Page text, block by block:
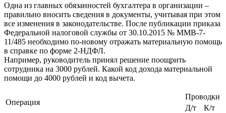
Одна из главных обязанностей бухгалтера в организации –
правильно вносить сведения в документы, учитывая при этом
все изменения в законодательстве. После публикации приказа
Федеральной налоговой службы от 30.10.2015 № ММВ-7-
11/485 необходимо по-новому отражать материальную помощь
в справке по форме 2-НДФЛ.
Например, руководитель принял решение поощрить
сотрудника на 3000 рублей. Какой код дохода материальной
помощи до 4000 рублей и код вычета.
Операция
Проводки
Д/т
К/т